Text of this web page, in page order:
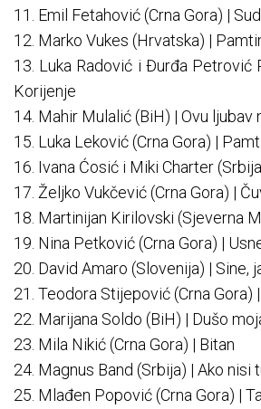
11. Emil Fetahović (Crna Gora) |
12. Marko Vukes (Hrvatska) |
13. Luka Radović i Đurđa Petrović
Korijenje
14. Mahir Mulalić (BiH) | Ovu ljubav
15. Luka Leković (Crna Gora) |
16. Ivana Ćosić i Miki Charter
17. Željko Vukčević (Crna Gora) |
18. Martinijan Kirilovski (Sjeverna
19. Nina Petković (Crna Gora) |
20. David Amaro (Slovenija) | Sine,
21. Teodora Stijepović (Crna Gora)
22. Marijana Soldo (BiH) | Dušo
23. Mila Nikić (Crna Gora) | Bitan
24. Magnus Band (Srbija) | Ako nisi
25. Mlađen Popović (Crna Gora) |